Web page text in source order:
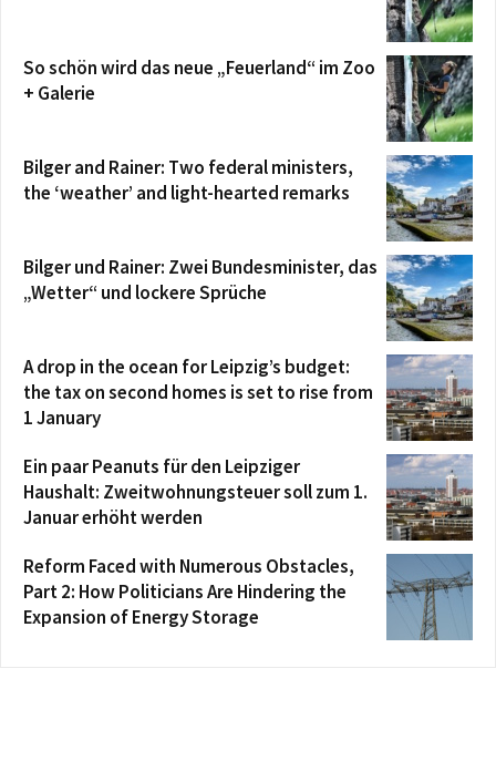
So schön wird das neue „Feuerland“ im Zoo
+ Galerie
Bilger and Rainer: Two federal ministers,
the ‘weather’ and light-hearted remarks
Bilger und Rainer: Zwei Bundesminister, das
„Wetter“ und lockere Sprüche
A drop in the ocean for Leipzig’s budget:
the tax on second homes is set to rise from
1 January
Ein paar Peanuts für den Leipziger
Haushalt: Zweitwohnungsteuer soll zum 1.
Januar erhöht werden
Reform Faced with Numerous Obstacles,
Part 2: How Politicians Are Hindering the
Expansion of Energy Storage